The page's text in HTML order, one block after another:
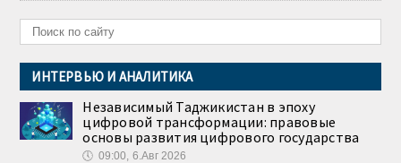
ИНТЕРВЬЮ И АНАЛИТИКА
Независимый Таджикистан в эпоху
цифровой трансформации: правовые
основы развития цифрового государства
🕔 09:00, 6.Авг 2026